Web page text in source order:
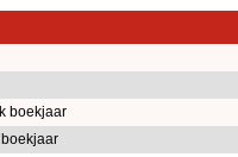
boekjaar